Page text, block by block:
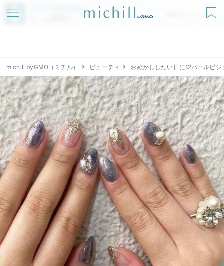
アプリでmichillが
無料ダウンロード
michill byGMO（ミチル） ビューティ おめかししたい日に♡パールビジ